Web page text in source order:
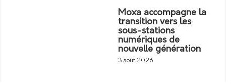
Moxa accompagne la
transition vers les
sous-stations
numériques de
nouvelle génération
3 août 2026